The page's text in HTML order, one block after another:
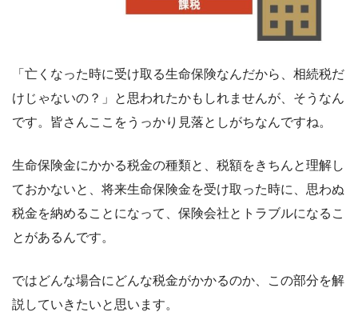
「亡くなった時に受け取る生命保険なんだから、相続税だ
けじゃないの？」と思われたかもしれませんが、そうなん
です。皆さんここをうっかり見落としがちなんですね。
生命保険金にかかる税金の種類と、税額をきちんと理解し
ておかないと、将来生命保険金を受け取った時に、思わぬ
税金を納めることになって、保険会社とトラブルになるこ
とがあるんです。
ではどんな場合にどんな税金がかかるのか、この部分を解
説していきたいと思います。